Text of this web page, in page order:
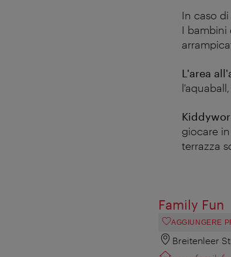
In caso
I bambini
L'area
giocare
terrazza
Family Fun
AGGIUNGERE
Breitenleer